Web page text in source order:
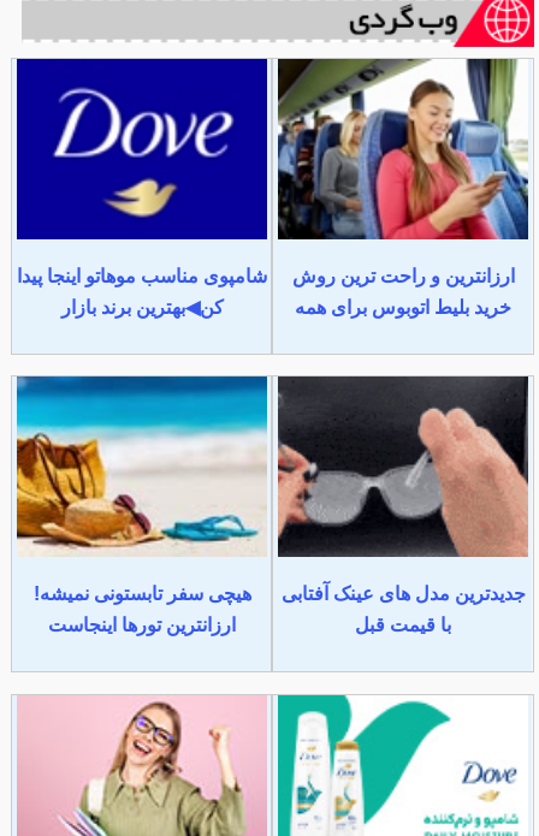
ارزانترین و راحت ترین روش
خرید بلیط اتوبوس برای همه
شامپوی مناسب موهاتو اینجا پیدا
کن◀بهترین برند بازار
جدیدترین مدل های عینک آفتابی
با قیمت قبل
هیچی سفر تابستونی نمیشه!
ارزانترین تورها اینجاست